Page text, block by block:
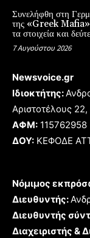
Συνελήφθη στη
της «Greek Mafia»
τα στοιχεία και
7 Αυγούστου 2026
Newsvoice.gr
Ιδιοκτήτης:
Αριστοτέλους
ΑΦΜ: 115762958
ΔΟΥ: ΚΕΦΟΔΕ
Νόμιμος
Διευθυντής:
Διευθυντής
Διαχειριστής &